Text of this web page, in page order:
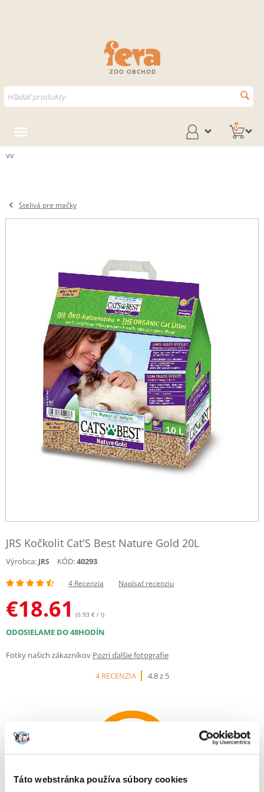
Táto webstránka používa súbory cookies
ZOO OBCHOD
0
vv
Stelivá pre mačky
JRS Kočkolit Cat'S Best Nature Gold 20L
Výrobca: JRS KÓD:40293
4 Recenzia Napísať recenziu
€18.61 (0.93 € / l)
ODOSIELAME DO 48HODÍN
Fotky našich zákazníkov Pozri ďalšie fotografie
4 RECENZIA
4.8 z 5